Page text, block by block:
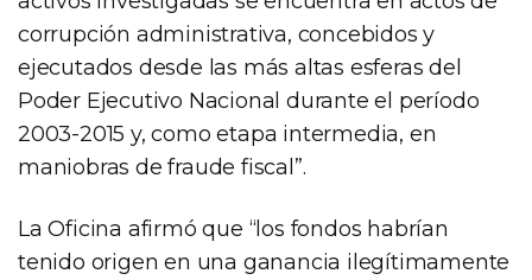
corrupción administrativa, concebidos y
ejecutados desde las más altas esferas del
Poder Ejecutivo Nacional durante el período
2003-2015 y, como etapa intermedia, en
maniobras de fraude fiscal”.
La Oficina afirmó que “los fondos habrían
tenido origen en una ganancia ilegítimamente